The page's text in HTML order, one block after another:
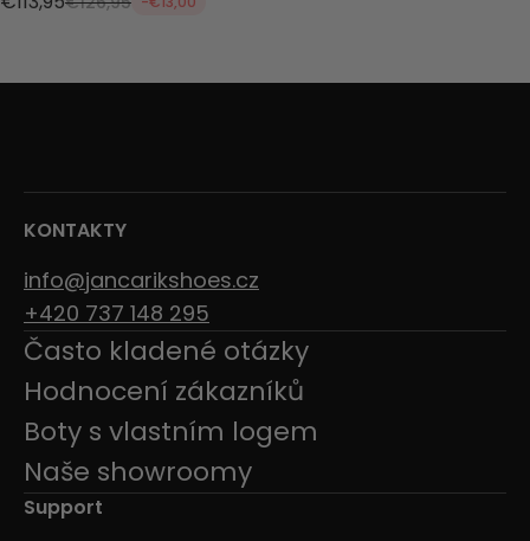
KONTAKTY
info@jancarikshoes.cz
+420 737 148 295
Často kladené otázky
Hodnocení zákazníků
Boty s vlastním logem
Naše showroomy
Support